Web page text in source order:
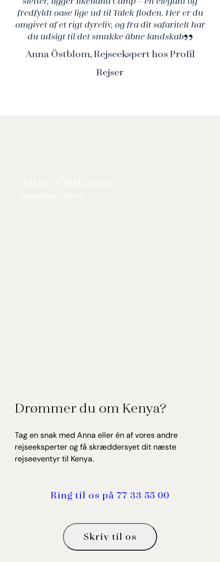
fredfyldt oase lige ud til Talek floden. Her er du
omgivet af et rigt dyreliv, og fra dit safaritelt har
du udsigt til det smukke åbne landskab
Anna Östblom, Rejseekspert hos Profil
Rejser
Drømmer du om Kenya?
Tag en snak med Anna eller én af vores andre
rejseeksperter og få skræddersyet dit næste
rejseeventyr til Kenya.
Ring til os på 77 33 55 00
Skriv til os